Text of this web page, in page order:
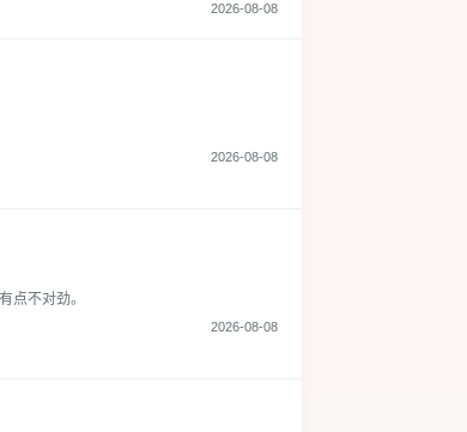
2026-08-08
2026-08-08
点不对劲。
2026-08-08